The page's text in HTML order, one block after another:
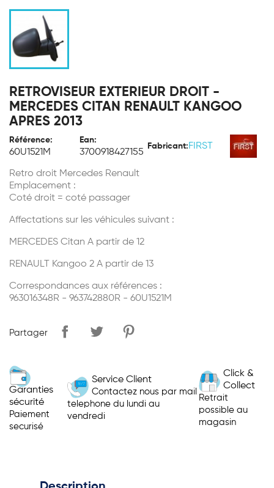
RETROVISEUR EXTERIEUR DROIT -
MERCEDES CITAN RENAULT KANGOO
APRES 2013
Référence:
60U1521M
Ean:
3700918427155
Fabricant: FIRST
Retro droit Mercedes Renault
Emplacement :
Coté droit = coté passager
Affectations sur les véhicules suivant :
MERCEDES Citan A partir de 12
RENAULT Kangoo 2 A partir de 13
Correspondances aux références :
963016348R - 963742880R - 60U1521M
Partager
Garanties
sécurité
Paiement
securisé
Service Client
Contactez nous par mail
telephone du lundi au
vendredi
Click &
Collect
Retrait
possible au
magasin